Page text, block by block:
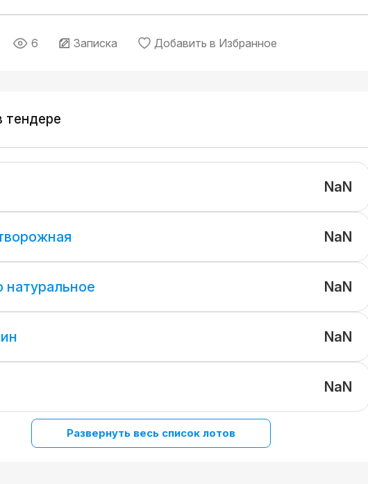
6 Записка Добавить в Избранное
тендере
NaN
NaN
натуральное NaN
NaN
NaN
Развернуть весь список лотов